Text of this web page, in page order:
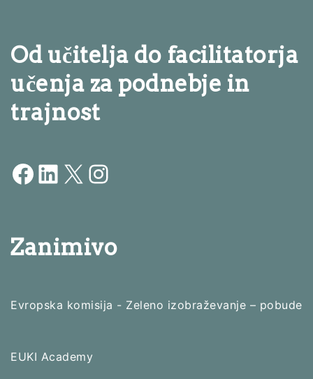
Od učitelja do facilitatorja
učenja za podnebje in
trajnost
Facebook
LinkedIn
X Instagram
Zanimivo
Evropska komisija - Zeleno izobraževanje – pobude
EUKI Academy